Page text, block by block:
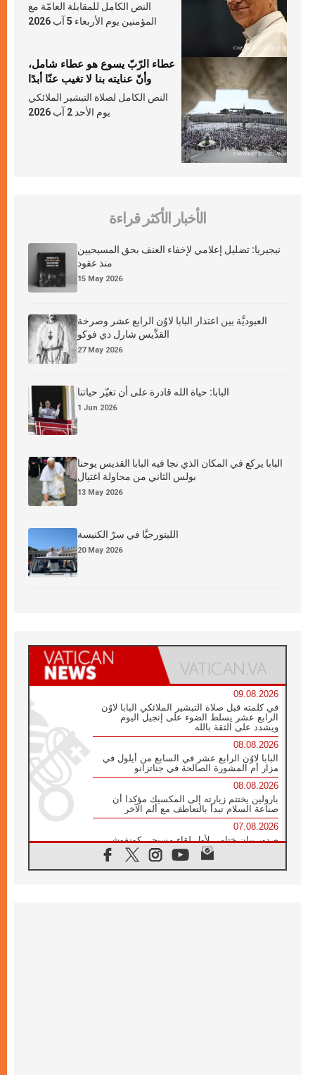
النص الكامل للمقابلة العامّة مع
المؤمنين يوم الأربعاء 5 آب 2026
عطاء الرّبّ يسوع هو عطاء شامل،
وأنّ عنايته بنا لا تغيب عنّا أبدًا
النص الكامل لصلاة التبشير الملائكي
يوم الأحد 2 آب 2026
الأخبار الأكثر قراءة
نيجيريا: تضليل إعلامي لإخفاء العنف بحق المسيحيين
منذ عقود
15 May 2026
العبوديَّة بين اعتذار البابا لاوُن الرابع عشر وصرخة
القدِّيس شارل دي فوكو
27 May 2026
البابا: حياة الله قادرة على أن تغيّر حياتنا
1 Jun 2026
البابا يركع في المكان الذي نجا فيه البابا القديس يوحنا
بولس الثاني من محاولة اغتيال
13 May 2026
الليتورجيَّا في سرّ الكنيسة
20 May 2026
09.08.2026
في كلمته قبل صلاة التبشير الملائكي البابا لاوُن
الرابع عشر يسلط الضوء على إنجيل اليوم
ويشدد على الثقة بالله
08.08.2026
البابا لاوُن الرابع عشر في السابع من أيلول في
مزار أم المشورة الصالحة في جناتزانو
08.08.2026
بارولين يختتم زيارته إلى المكسيك مؤكدا أن
صناعة السلام تبدأ بالتعاطف مع ألم الآخر
07.08.2026
صدور بيان ختامي لأول لقاء مسيحي كونفوشي
بمشاركة الدائرة الفاتيكانية للحوار بين الأديان
07.08.2026